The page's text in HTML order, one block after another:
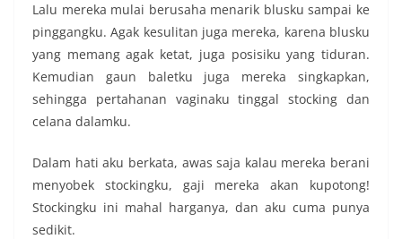
Lalu mereka mulai berusaha menarik blusku sampai ke
pinggangku. Agak kesulitan juga mereka, karena blusku
yang memang agak ketat, juga posisiku yang tiduran.
Kemudian gaun baletku juga mereka singkapkan,
sehingga pertahanan vaginaku tinggal stocking dan
celana dalamku.
Dalam hati aku berkata, awas saja kalau mereka berani
menyobek stockingku, gaji mereka akan kupotong!
Stockingku ini mahal harganya, dan aku cuma punya
sedikit.